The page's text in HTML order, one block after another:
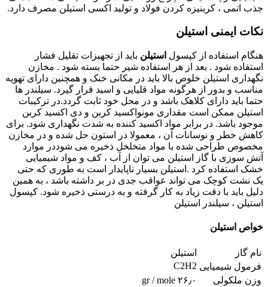
جذب اتمی ، کربنیزه کردن فولاد و تولید اکسی استیلن مصرف دارد.
نکات ایمنی استیلن
هنگام استفاده از کپسول استیلن باید از تجهیزات تقلیل فشار
استفاده شود . بعد از هر استفاده شیر حتما بسته شود . مخازن
نگهداری استیلن خلوص بالا باید در مکانی خنک و همچنین دارای تهویه
مناسب و بدور از هرگونه مواد قلیایی و اسید قرار گیرد. سیلندر ها
حتما باید دارای کلاهک باشد و در محل خود ثابت گردد.در ترکیبات
استیلن ممکن است مقداری مونواکسید کربن و دی اکسید کربن
موجود باشد. در برابر مواد اکسید کننده به شدت نگهداری شود. برای
کاهش خطر و نوسانات آن ، معمولا در استون حل شده و در مخازن
مخصوص طراحی شده با مواد متخلخل ذخیره می شوددر موارد
آتش سوزی با گاز استیلن می توان از آب ، کف و مواد شیمیایی
خشک استفاده کرد .استیلن بسیار ناپایدار است به طوری که حتی
یک نشت کوچک می تواند عواقب جدی در بر داشته باشد ، به همین
دلیل باید با دقت زیاد به کار گرفته و به درستی ذخیره شود. کپسول
استیلن ، سیلندر استیلن
خواص استیلن
نام گاز
استیلن
فرمول شیمیایی C2H2
وزن ملکولی
۲۶٫۰ gr / mole